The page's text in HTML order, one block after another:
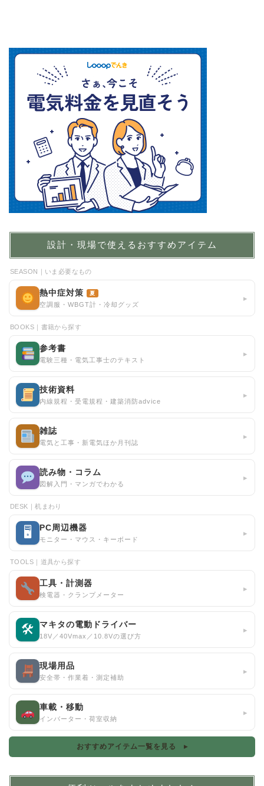
設計・現場で使えるおすすめアイテム
SEASON｜いま必要なもの
熱中症対策 夏
空調服・WBGT計・冷却グッズ
▸
BOOKS｜書籍から探す
参考書
電験三種・電気工事士のテキスト
▸
技術資料
内線規程・受電規程・建築消防advice
▸
雑誌
電気と工事・新電気ほか月刊誌
▸
読み物・コラム
図解入門・マンガでわかる
▸
DESK｜机まわり
🖥 PC周辺機器
モニター・マウス・キーボード
▸
TOOLS｜道具から探す
工具・計測器
検電器・クランプメーター
▸
🛠 マキタの電動ドライバー
18V／40Vmax／10.8Vの選び方
▸
現場用品
安全帯・作業着・測定補助
▸
車載・移動
インバーター・荷室収納
▸
おすすめアイテム一覧を見る ▸